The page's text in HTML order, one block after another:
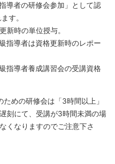
導者の研修会参加」として認
す。
新時の単位授与。
指導者は資格更新時のレポー
指導者養成講習会の受講資格
めの研修会は「3時間以上」
刻にて、受講が3時間未満の場
くなりますのでご注意下さ